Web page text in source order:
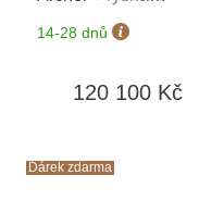
vlastního textu na oba
prsteny*
14-28 dnů
120 100 Kč
Dárek zdarma